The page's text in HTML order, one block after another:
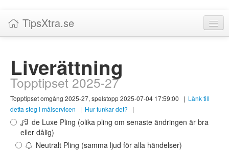
TipsXtra.se
Tabeller
Livescore!
Tipsförslag
Statistik
Liverättning
Liverättning
Topptipset 2025-27
Topptipset omgång 2025-27, spelstopp 2025-07-04 17:59:00 | Länk till
detta steg i målservicen
| Hur funkar det? |
de Luxe Pling (olika pling om senaste ändringen är bra
eller dålig)
Neutralt Pling (samma ljud för alla händelser)